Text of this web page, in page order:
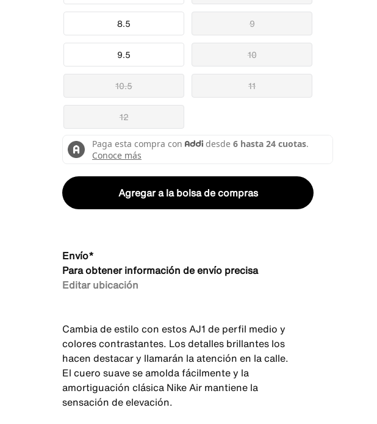
8.5 9
9.5 10
10.5 11
12
Agregar a la bolsa de compras
Envío*
Para obtener información de envío precisa
Editar ubicación
Cambia de estilo con estos AJ1 de perfil medio y
colores contrastantes. Los detalles brillantes los
hacen destacar y llamarán la atención en la calle.
El cuero suave se amolda fácilmente y la
amortiguación clásica Nike Air mantiene la
sensación de elevación.